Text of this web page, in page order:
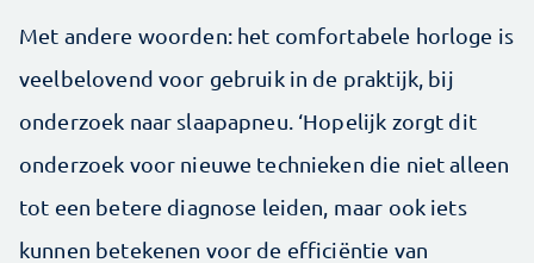
Met andere woorden: het comfortabele horloge is
veelbelovend voor gebruik in de praktijk, bij
onderzoek naar slaapapneu. ‘Hopelijk zorgt dit
onderzoek voor nieuwe technieken die niet alleen
tot een betere diagnose leiden, maar ook iets
kunnen betekenen voor de efficiëntie van